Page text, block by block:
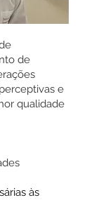
de
e
qualidade
às